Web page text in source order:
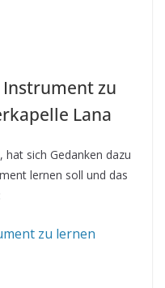
Instrument zu
Lana
hat sich Gedanken dazu
lernen soll und das